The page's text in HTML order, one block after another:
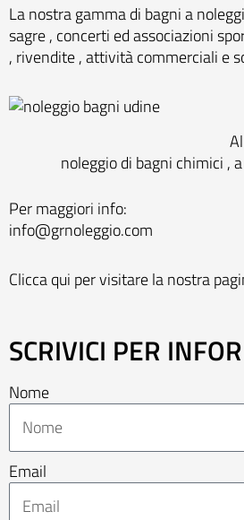
La nostra gamma di bagni a
sagre , concerti ed associazioni
, rivendite , attività commerciali e
noleggio di bagni chimici ,
Per maggiori info:
info@grnoleggio.com
Clicca qui per visitare la nostra
SCRIVICI PER
Nome
Email